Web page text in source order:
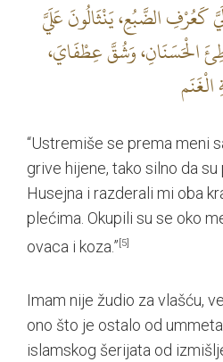
كَعُرْفِ الضَّبُعِ، يَنْثَالُونَ عَلَيَّ
الْحَسَنَانِ، وَشُقَّ عِطْفَايَ،
“Ustremiše se prema meni
grive hijene, tako silno da
Husejna i razderali mi oba
plećima. Okupili su se oko
ovaca i koza.” [5]
Imam nije žudio za vlašću,
ono što je ostalo od
islamskog šerijata od